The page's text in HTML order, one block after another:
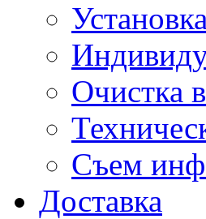
Очистка
Съем
Доставка